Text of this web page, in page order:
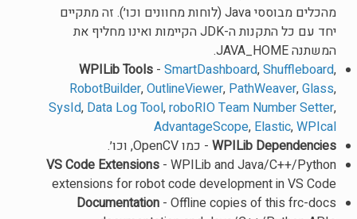
מהכלים מבוססי Java (לוחות מחוונים וכו׳). זה מתקיים
יחד עם כל התקנות ה-JDK הקיימות ואינו מחליף את
המשתנה JAVA_HOME.
WPILib Tools -SmartDashboard,Shuffleboard,
RobotBuilder,OutlineViewer, PathWeaver,Glass,
SysId, Data Log Tool,roboRIO Team Number Setter,
AdvantageScope, Elastic,WPIcal
WPILib Dependencies- כמו OpenCV, וכו׳.
VS Code Extensions - WPILib and Java/C++/Python
extensions for robot code development in VS Code
Documentation - Offline copies of this frc-docs